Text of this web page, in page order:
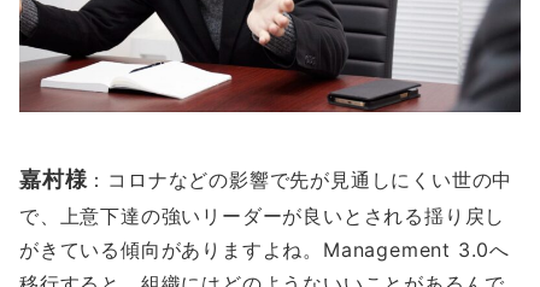
嘉村様 ：コロナなどの影響で先が見通しにくい世の中
で、上意下達の強いリーダーが良いとされる揺り戻し
がきている傾向がありますよね。Management 3.0へ